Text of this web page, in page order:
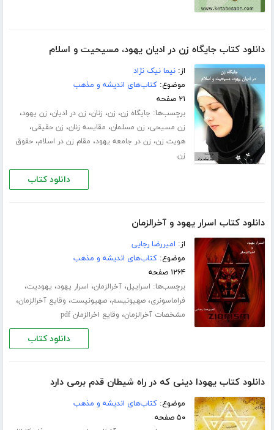
دانلود کتاب جایگاه زن در ادیان یهود، مسیحیت و اسلام
از:نیما نیک نژاد
موضوع:کتاب‌های اندیشه و مذهب
۲۱ صفحه
برچسب‌ها: جایگاه زن، زن، زنان، زن در ادیان، زن یهود،
زن مسیحی، زن مسلمان، مقایسه زنان، زن حقیقی،
هویت زن، زن در جامعه یهود، مقام زن در اسلام،حقوق
زن
دانلود کتاب
دانلود کتاب اسرار یهود و آخرالزمان
از: امیررضا رجایی
موضوع:کتاب‌های اندیشه و مذهب
۱۲۶۴ صفحه
برچسب‌ها: اسراییل،آخرالزمان، اسرار یهود، یهودیت،
فراماسونری،صهیونیسم،صهیونیست، وقایع آخرالزمان،
مشخصات آخرالزمان، وقایع اخرالزمان pdf
دانلود کتاب
دانلود کتاب یهودا دینی که در راه شیطان قدم برمی دارد
موضوع:کتاب‌های اندیشه و مذهب
۵۰ صفحه